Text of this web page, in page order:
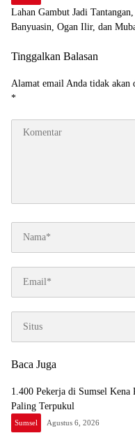
Lahan Gambut Jadi
Banyuasin, Ogan Ilir, dan
Tinggalkan Balasan
Alamat email Anda tidak akan
*
Baca Juga
1.400 Pekerja di Sumsel Kena
Paling Terpukul
Sumsel Agustus 6, 2026